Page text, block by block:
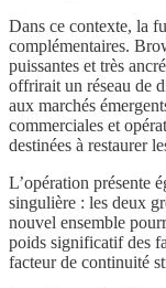
Dans ce contexte, la
complémentaires.
puissantes et très
offrirait un réseau de
aux marchés
commerciales et
destinées à restaurer
L’opération présente
singulière : les deux
nouvel ensemble
poids significatif des
facteur de continuité